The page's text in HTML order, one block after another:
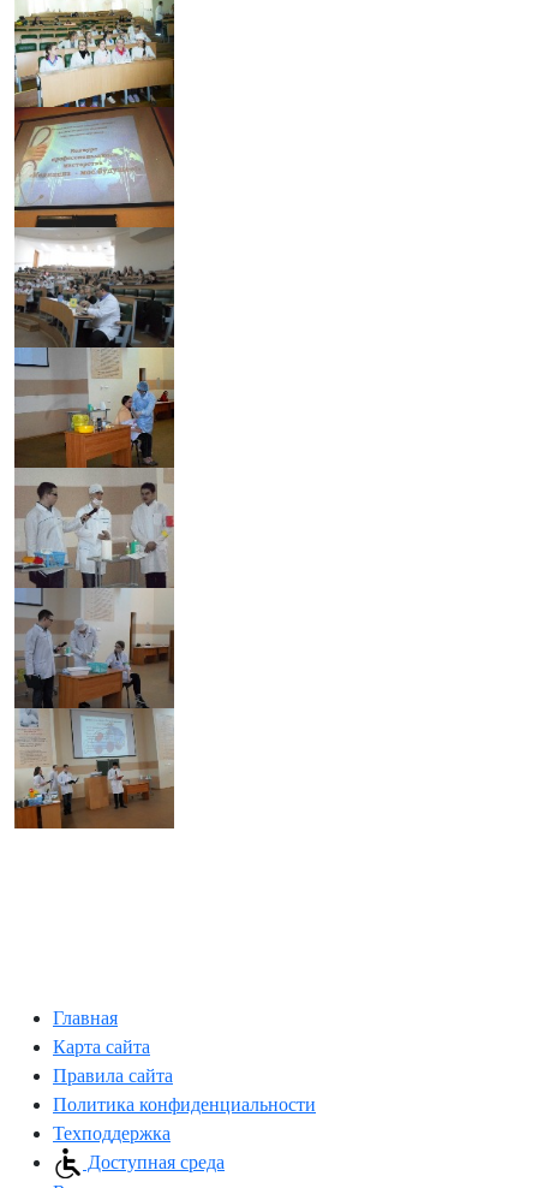
Главная
Карта сайта
Правила сайта
Политика конфиденциальности
Техподдержка
Доступная среда